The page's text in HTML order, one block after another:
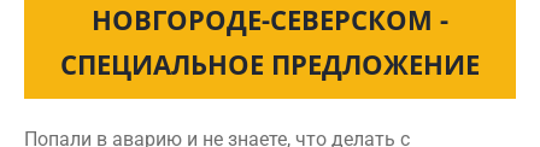
НОВГОРОДЕ-СЕВЕРСКОМ -
СПЕЦИАЛЬНОЕ ПРЕДЛОЖЕНИЕ
Попали в аварию и не знаете, что делать с